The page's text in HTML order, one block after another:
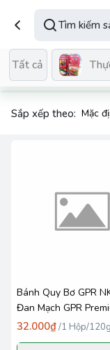
Tất cả
Sắp xếp theo:
Bánh Quy Bơ GPR
Đan Mạch GPR
( Hồng ) 120g - One
32.000₫/1 Hộp/120g